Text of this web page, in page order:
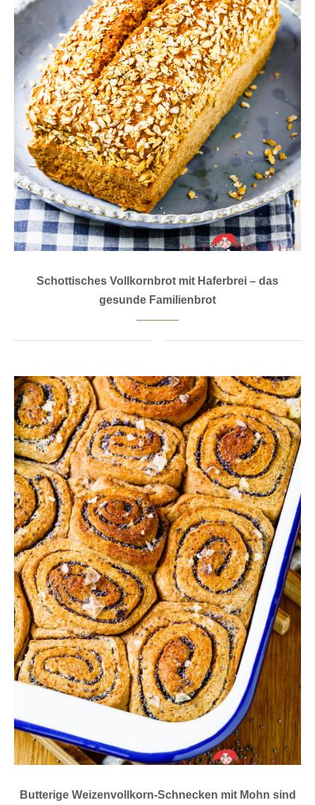
Schottisches Vollkornbrot mit Haferbrei – das
gesunde Familienbrot
Butterige Weizenvollkorn-Schnecken mit Mohn sind